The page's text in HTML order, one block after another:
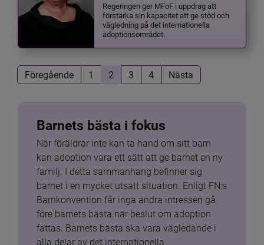
Regeringen ger MFoF i uppdrag att
förstärka sin kapacitet att ge stöd och
vägledning på det internationella
adoptionsområdet.
Föregående 1 2 3 4 Nästa
Barnets bästa i fokus
När föräldrar inte kan ta hand om sitt barn
kan adoption vara ett sätt att ge barnet en ny
familj. I detta sammanhang befinner sig
barnet i en mycket utsatt situation. Enligt FN:s
Barnkonvention får inga andra intressen gå
före barnets bästa när beslut om adoption
fattas. Barnets bästa ska vara vägledande i
alla delar av det internationella